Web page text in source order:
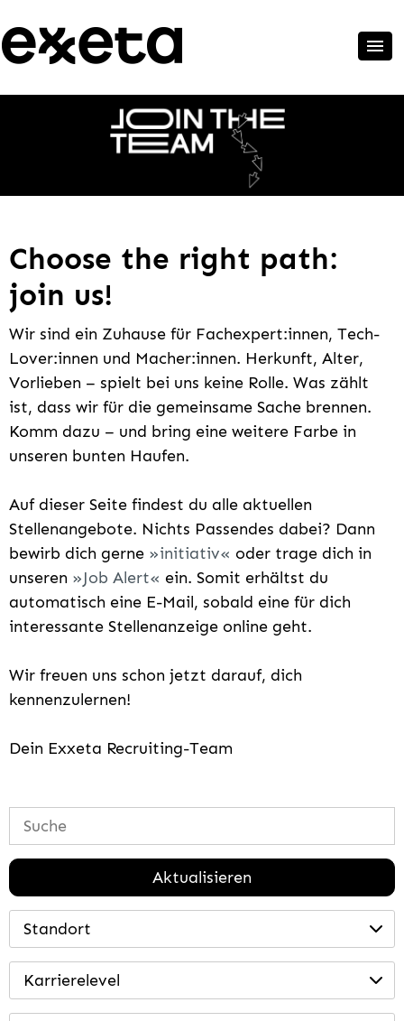
Choose the right path:
join us!
Wir sind ein Zuhause für Fachexpert:innen, Tech-
Lover:innen und Macher:innen. Herkunft, Alter,
Vorlieben – spielt bei uns keine Rolle. Was zählt
ist, dass wir für die gemeinsame Sache brennen.
Komm dazu – und bring eine weitere Farbe in
unseren bunten Haufen.
Auf dieser Seite findest du alle aktuellen
Stellenangebote. Nichts Passendes dabei? Dann
bewirb dich gerne
initiativ
oder trage dich in
unseren
Job Alert
ein. Somit erhältst du
automatisch eine E-Mail, sobald eine für dich
interessante Stellenanzeige online geht.
Wir freuen uns schon jetzt darauf, dich
kennenzulernen!
Dein Exxeta Recruiting-Team
Aktualisieren
Standort
Karrierelevel